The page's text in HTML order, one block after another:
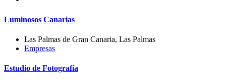
Luminosos Canarias
Las Palmas de Gran Canaria, Las Palmas
Empresas
Estudio de Fotografía